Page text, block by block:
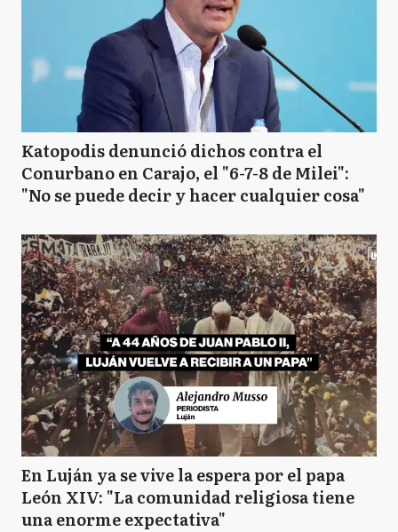
Katopodis denunció dichos contra el
Conurbano en Carajo, el "6-7-8 de Milei":
"No se puede decir y hacer cualquier cosa"
En Luján ya se vive la espera por el papa
León XIV: "La comunidad religiosa tiene
una enorme expectativa"